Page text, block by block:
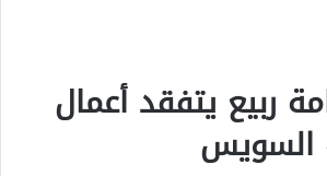
ربيع يتفقد أعمال
السويس